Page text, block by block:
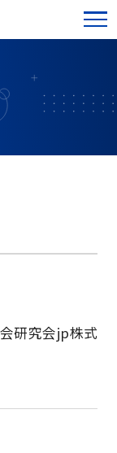
研究会jp株式